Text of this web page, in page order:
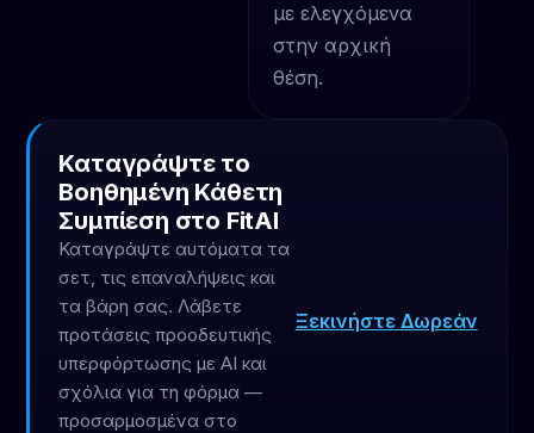
με ελεγχόμενα
στην αρχική
θέση.
Καταγράψτε το
Βοηθημένη Κάθετη
Συμπίεση στο FitAI
Καταγράψτε αυτόματα τα
σετ, τις επαναλήψεις και
τα βάρη σας. Λάβετε
προτάσεις προοδευτικής
υπερφόρτωσης με AI και
σχόλια για τη φόρμα —
προσαρμοσμένα στο
Ξεκινήστε Δωρεάν